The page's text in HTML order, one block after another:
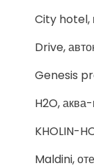
City hotel,
Drive,
Genesis
H2O,
KHOLIN-
Maldini,